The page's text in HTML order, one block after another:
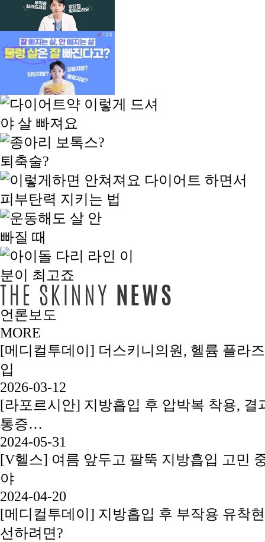
언론보도
MORE
[메디컬투데이] 더스키니의원, 헬륨 플라
입
2026-03-12
[라포르시안] 지방흡입 후 압박복 착용, 결
통증…
2024-05-31
[V헬스] 여름 앞두고 팔뚝 지방흡입 고민
야
2024-04-20
[메디컬투데이] 지방흡입 후 부작용 유착
선하려면?